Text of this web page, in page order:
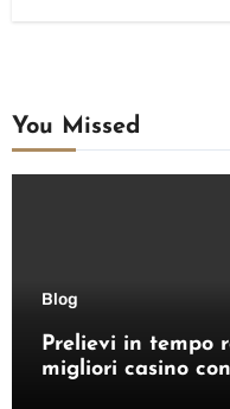
You Missed
Blog
Prelievi in tempo
migliori casino